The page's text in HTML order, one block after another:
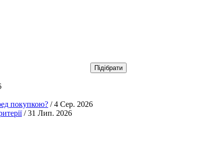
покупкою? / 4 Сер. 2026
/ 31 Лип. 2026